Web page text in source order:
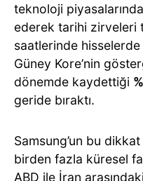
teknoloji
ederek tarihi zirveleri
saatlerinde
Güney Kore’nin
dönemde kaydettiği
geride bıraktı.
Samsung’un bu
birden fazla küresel
ABD ile İran